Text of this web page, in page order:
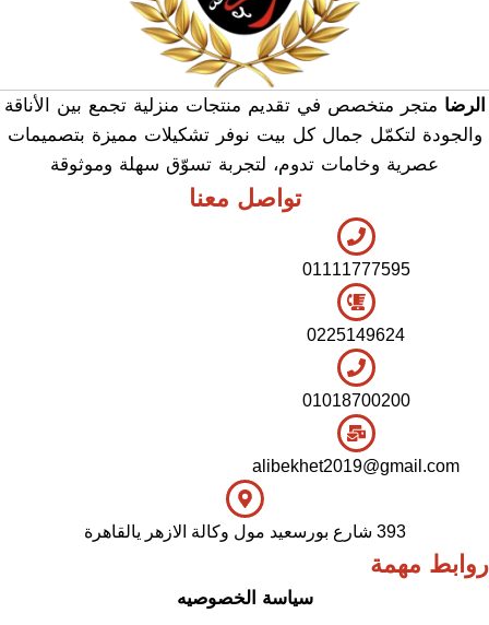
01111777595
0225149624
01018700200
الرضا متجر متخصص في تقديم منتجات منزلية تجمع بين الأناقة
والجودة لتكمّل جمال كل بيت نوفر تشكيلات مميزة بتصميمات
عصرية وخامات تدوم، لتجربة تسوّق سهلة وموثوقة
تواصل معنا
روابط مهمة
سياسة الخصوصيه
alibekhet2019@gmail.com
393 شارع بورسعيد مول وكالة الازهر يالقاهرة